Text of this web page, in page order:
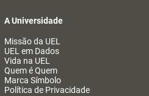
A Universidade
Missão da UEL
UEL em Dados
Vida na UEL
Quem é Quem
Marca Símbolo
Política de Privacidade